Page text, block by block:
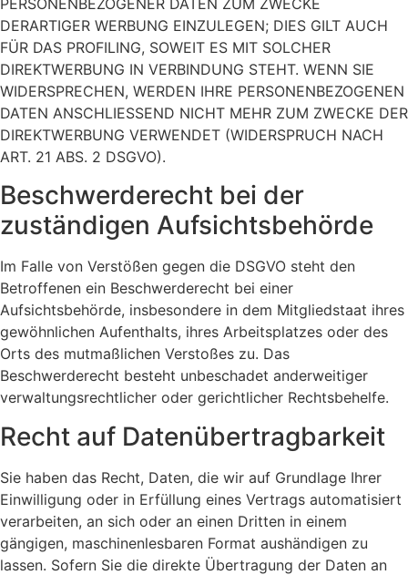
DERARTIGER WERBUNG EINZULEGEN; DIES GILT AUCH
FÜR DAS PROFILING, SOWEIT ES MIT SOLCHER
DIREKTWERBUNG IN VERBINDUNG STEHT. WENN SIE
WIDERSPRECHEN, WERDEN IHRE PERSONENBEZOGENEN
DATEN ANSCHLIESSEND NICHT MEHR ZUM ZWECKE DER
DIREKTWERBUNG VERWENDET (WIDERSPRUCH NACH
ART. 21 ABS. 2 DSGVO).
Beschwerde­recht bei der
zuständigen Aufsichts­behörde
Im Falle von Verstößen gegen die DSGVO steht den
Betroffenen ein Beschwerderecht bei einer
Aufsichtsbehörde, insbesondere in dem Mitgliedstaat ihres
gewöhnlichen Aufenthalts, ihres Arbeitsplatzes oder des
Orts des mutmaßlichen Verstoßes zu. Das
Beschwerderecht besteht unbeschadet anderweitiger
verwaltungsrechtlicher oder gerichtlicher Rechtsbehelfe.
Recht auf Daten­übertrag­barkeit
Sie haben das Recht, Daten, die wir auf Grundlage Ihrer
Einwilligung oder in Erfüllung eines Vertrags automatisiert
verarbeiten, an sich oder an einen Dritten in einem
gängigen, maschinenlesbaren Format aushändigen zu
lassen. Sofern Sie die direkte Übertragung der Daten an